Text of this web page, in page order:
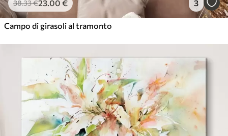
38.33€23.00 € 3
Campo di girasoli al tramonto